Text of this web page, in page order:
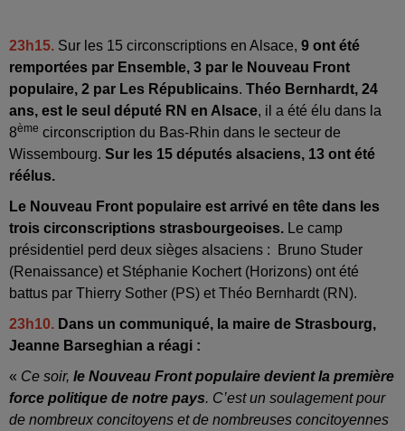
23h15. Sur les 15 circonscriptions en Alsace, 9 ont été
remportées par Ensemble, 3 par le Nouveau Front
populaire, 2 par Les Républicains. Théo Bernhardt, 24
ans, est le seul député RN en Alsace, il a été élu dans la
8ème circonscription du Bas-Rhin dans le secteur de
Wissembourg. Sur les 15 députés alsaciens, 13 ont été
réélus.
Le Nouveau Front populaire est arrivé en tête dans les
trois circonscriptions strasbourgeoises. Le camp
présidentiel perd deux sièges alsaciens : Bruno Studer
(Renaissance) et Stéphanie Kochert (Horizons) ont été
battus par Thierry Sother (PS) et Théo Bernhardt (RN).
23h10. Dans un communiqué, la maire de Strasbourg,
Jeanne Barseghian a réagi :
« Ce soir, le Nouveau Front populaire devient la première
force politique de notre pays. C’est un soulagement pour
de nombreux concitoyens et de nombreuses concitoyennes